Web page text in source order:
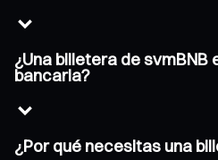
¿Una billetera de svmBNB
bancaria?
¿Por qué necesitas una